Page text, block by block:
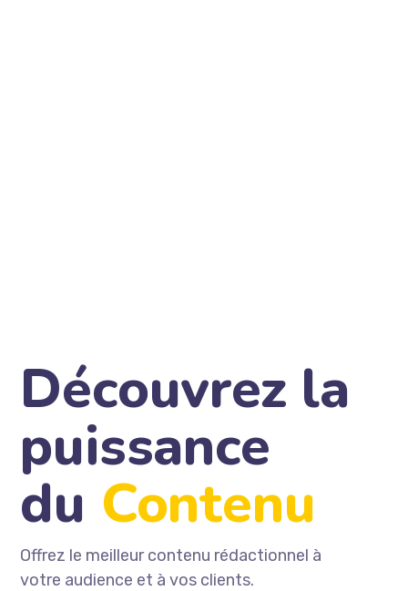
Découvrez la
puissance
du Contenu
Offrez le meilleur contenu rédactionnel à
votre audience et à vos clients.